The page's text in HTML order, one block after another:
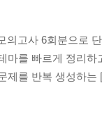
의고사 6회분으로
마를 빠르게 정리
제를 반복 생성하는